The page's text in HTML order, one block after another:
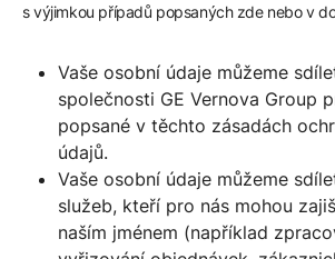
s výjimkou případů popsaných zde nebo v
Vaše osobní údaje můžeme
společnosti GE Vernova Group
popsané v těchto zásadách
údajů.
Vaše osobní údaje můžeme
služeb, kteří pro nás mohou
naším jménem (například